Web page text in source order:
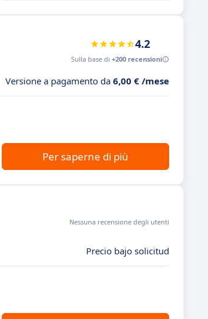
4.2
Sulla base di +200 recensioni
Versione a pagamento da 6,00 € /mese
Per saperne di più
Nessuna recensione degli utenti
Precio bajo solicitud